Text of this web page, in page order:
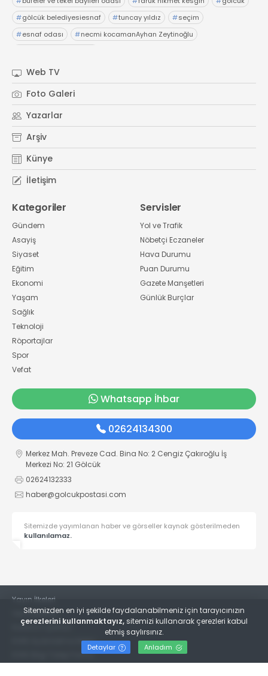
#gölcük belediyesiesnaf #tuncay yıldız #seçim
#esnaf odası #necmi kocamanAyhan Zeytinoğlu
Web TV
Foto Galeri
Yazarlar
Arşiv
Künye
İletişim
Kategoriler
Gündem
Asayiş
Siyaset
Eğitim
Ekonomi
Yaşam
Sağlık
Teknoloji
Röportajlar
Spor
Vefat
Servisler
Yol ve Trafik
Nöbetçi Eczaneler
Hava Durumu
Puan Durumu
Gazete Manşetleri
Günlük Burçlar
Whatsapp İhbar
02624134300
Merkez Mah. Preveze Cad. Bina No: 2 Cengiz Çakıroğlu İş
Merkezi No: 21 Gölcük
02624132333
haber@golcukpostasi.com
Sitemizde yayımlanan haber ve görseller kaynak gösterilmeden
kullanılamaz.
Yayın İlkeleri
Veri Politikası
Kullanım Şartları
KVKK Aydınlatma Metni
KVKK Bilgi Talep Formu
Sitemizden en iyi şekilde faydalanabilmeniz için tarayıcınızın
çerezlerini kullanmaktayız, sitemizi kullanarak çerezleri kabul
etmiş saylırsınız.
Detaylar Anladım